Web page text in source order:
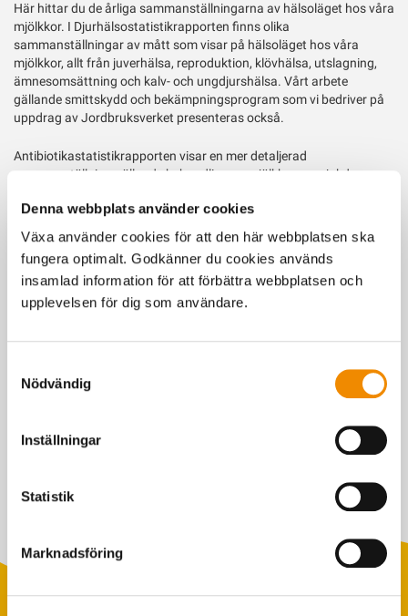
Denna webbplats använder cookies
Växa använder cookies för att den här webbplatsen ska
fungera optimalt. Godkänner du cookies används
insamlad information för att förbättra webbplatsen och
upplevelsen för dig som användare.
Nödvändig
Inställningar
Statistik
Marknadsföring
Här hittar du de årliga sammanställningarna av hälsoläget hos våra
mjölkkor. I Djurhälsostatistikrapporten finns olika
sammanställningar av mått som visar på hälsoläget hos våra
mjölkkor, allt från juverhälsa, reproduktion, klövhälsa, utslagning,
ämnesomsättning och kalv- och ungdjurshälsa. Vårt arbete
gällande smittskydd och bekämpningsprogram som vi bedriver på
uppdrag av Jordbruksverket presenteras också.
Antibiotikastatistikrapporten visar en mer detaljerad
sammanställning gällande behandling av mjölkkornas sjukdomar,
specifikt för vissa sjukdomar såsom mastit och klöv- och
bensjukdomar. Det finns information hur många kor per län som
behandlas varje år.
Djurhälso- och antibiotikastatistik
Kontakta mig